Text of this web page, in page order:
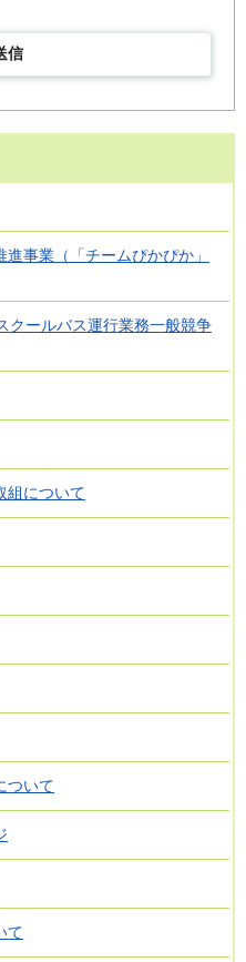
信
事業（「チームぴかぴか」
クールバス運行業務一般競争
組について
ついて
て